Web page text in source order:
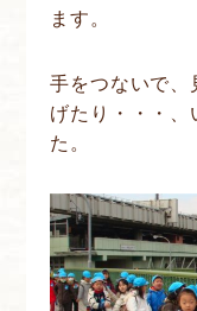
ます。
手をつないで、
げたり・・・、
た。